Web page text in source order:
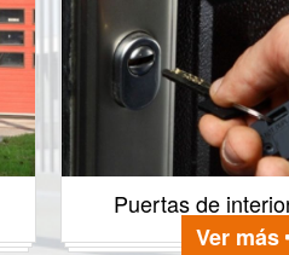
Puertas de
Ver más